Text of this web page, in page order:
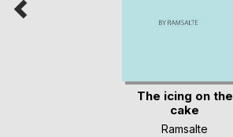
The icing on the
cake
Ramsalte